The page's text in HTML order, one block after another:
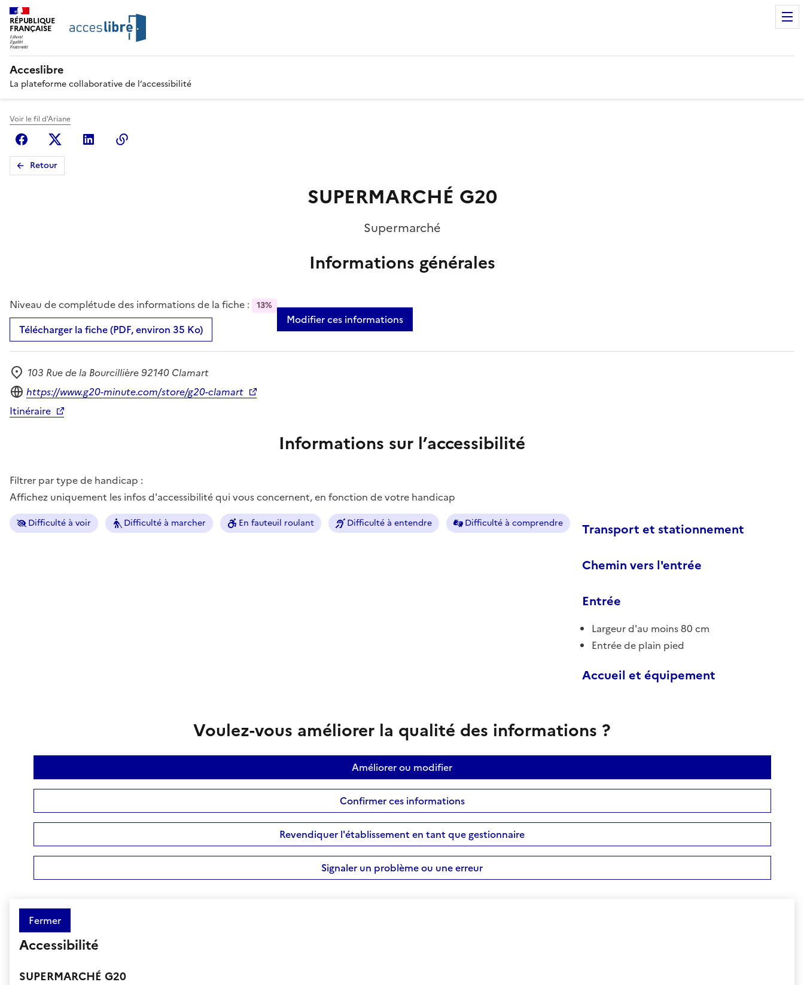
RÉPUBLIQUE
FRANÇAISE
Acceslibre
La plateforme collaborative de l’accessibilité
Voir le fil d'Ariane
FacebookX (anciennement Twitter)
Linkedin
Retour
SUPERMARCHÉ G20
Supermarché
Informations générales
Niveau de complétude des informations de la fiche : 13%
Télécharger la fiche (PDF, environ 35 Ko)
Modifier ces informations
Adresse
103 Rue de la Bourcillière 92140 Clamart
Site internet
https://www.g20-minute.com/store/g20-clamart
Itinéraire
Informations sur l’accessibilité
Filtrer par type de handicap :
Affichez uniquement les infos d'accessibilité qui vous concernent, en fonction de votre handicap
Difficulté à voir Difficulté à marcher En fauteuil roulant Difficulté à entendre Difficulté à comprendre
Transport et stationnement
Chemin vers l'entrée
Entrée
Largeur d'au moins 80 cm
Entrée de plain pied
Accueil et équipement
Voulez-vous améliorer la qualité des informations ?
Améliorer ou modifier
Confirmer ces informations
Revendiquer l'établissement en tant que gestionnaire
Signaler un problème ou une erreur
Fermer
Accessibilité
SUPERMARCHÉ G20